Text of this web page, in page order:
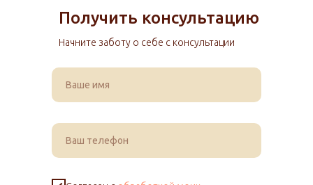
Получить консультацию
Начните заботу о себе с консультации